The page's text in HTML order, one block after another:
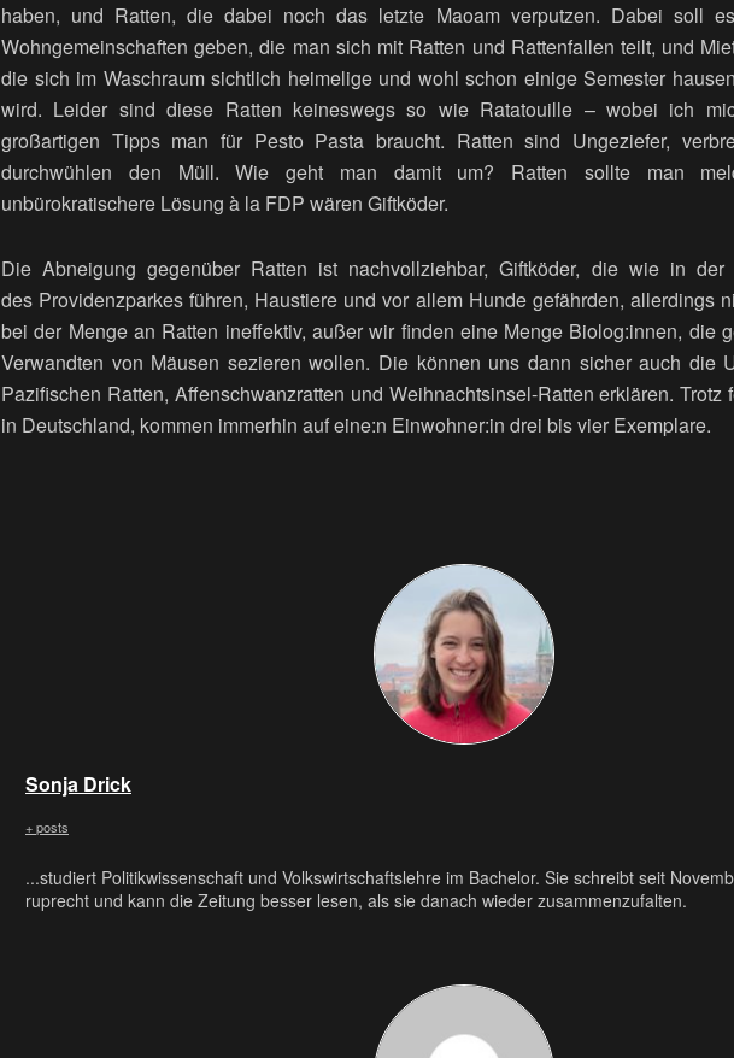
haben, und Ratten, die dabei noch das letzte Maoamverputzen. Dabei soll
Wohngemeinschaften geben, die man sich mit Ratten und Rattenfallen teilt, und
die sich im Waschraum sichtlich heimelige und wohl schon einige Semester
wird. Leider sind diese Ratten keineswegs so wie Ratatouille – wobei ich
großartigen Tipps man für Pesto Pasta braucht. Ratten sind Ungeziefer,
durchwühlen den Müll.Wie geht man damit um? Ratten sollte man
unbürokratischere Lösung à la FDP wären Giftköder.
Die Abneigung gegenüber Ratten ist nachvollziehbar, Giftköder, die wie in der
des Providenzparkes führen, Haustiere und vor allem Hunde gefährden, allerdings
bei der Menge an Ratten ineffektiv, außer wir finden eine Menge Biolog:innen, die
Verwandten von Mäusen sezieren wollen. Die können uns dann sicher auch die
Pazifischen Ratten, Affenschwanzratten und Weihnachtsinsel-Ratten erklären. Trotz
in Deutschland, kommen immerhin aufeine:n Einwohner:in drei bis vier Exemplare.
Sonja Drick
+ posts
...studiert Politikwissenschaft und Volkswirtschaftslehre im Bachelor. Sie schreibt seit
ruprecht und kann die Zeitung besser lesen, als sie danach wieder zusammenzufalten.